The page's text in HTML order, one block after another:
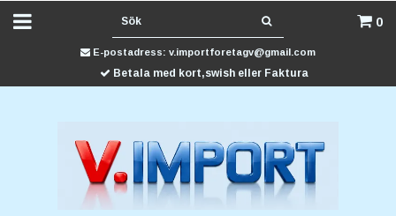
0
E-postadress: v.importforetagv@gmail.com
Betala med kort,swish eller Faktura